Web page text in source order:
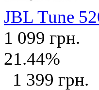
JBL Tune
1 099 грн.
21.44%
1 399 грн.